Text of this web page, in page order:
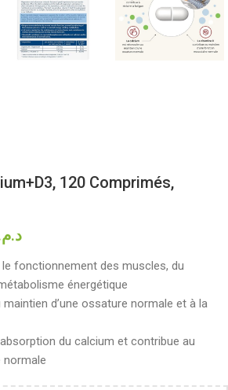
120 Comprimés,
fonctionnement des muscles, du
énergétique
d’une ossature normale et à la
du calcium et contribue au
normale